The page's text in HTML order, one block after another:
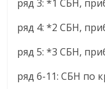
ряд 3: *1 СБН,
ряд 4: *2 СБН,
ряд 5: *3 СБН,
ряд 6-11: СБН по